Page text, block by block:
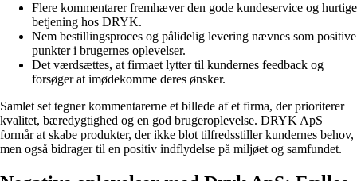
Flere kommentarer fremhæver den gode kundeservice og hurtige
betjening hos DRYK.
Nem bestillingsproces og pålidelig levering nævnes som positive
punkter i brugernes oplevelser.
Det værdsættes, at firmaet lytter til kundernes feedback og
forsøger at imødekomme deres ønsker.
Samlet set tegner kommentarerne et billede af et firma, der prioriterer
kvalitet, bæredygtighed og en god brugeroplevelse. DRYK ApS
formår at skabe produkter, der ikke blot tilfredsstiller kundernes behov,
men også bidrager til en positiv indflydelse på miljøet og samfundet.